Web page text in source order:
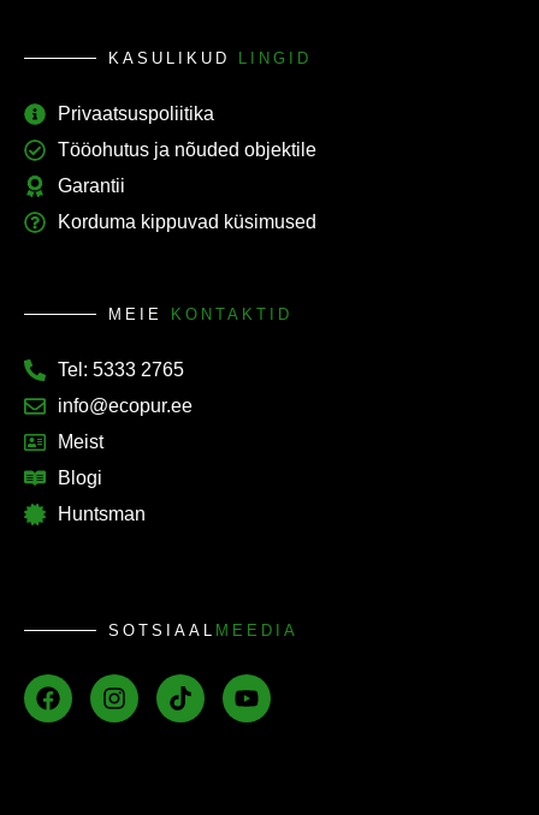
KASULIKUD LINGID
Privaatsuspoliitika
Tööohutus ja nõuded objektile
Garantii
Korduma kippuvad küsimused
MEIE KONTAKTID
Tel: 5333 2765
info@ecopur.ee
Meist
Blogi
Huntsman
SOTSIAAL MEEDIA